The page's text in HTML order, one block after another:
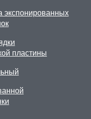
экспонированных
пластины